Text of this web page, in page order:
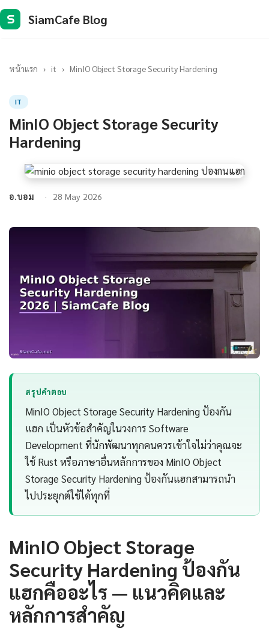
S SiamCafe Blog
หน้าแรก › it › MinIO Object Storage Security Hardening
IT
MinIO Object Storage Security
Hardening
อ.บอม 28 May 2026
สรุปคำตอบ
MinIO Object Storage Security Hardening ป้องกัน
แฮก เป็นหัวข้อสำคัญในวงการ Software
Development ที่นักพัฒนาทุกคนควรเข้าใจไม่ว่าคุณจะ
ใช้ Rust หรือภาษาอื่นหลักการของ MinIO Object
Storage Security Hardening ป้องกันแฮกสามารถนำ
ไปประยุกต์ใช้ได้ทุกที่
MinIO Object Storage
Security Hardening ป้องกัน
แฮกคืออะไร — แนวคิดและ
หลักการสำคัญ